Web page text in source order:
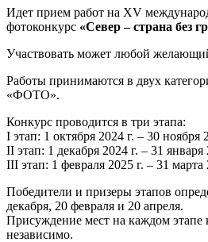
Идет прием работ на XV
фотоконкурс «Север – страна без
Участвовать может любой
Работы принимаются в двух
«ФОТО».
Конкурс проводится в три этапа:
I этап: 1 октября 2024 г. – 30 ноября
II этап: 1 декабря 2024 г. – 31 января
III этап: 1 февраля 2025 г. – 31 марта
Победители и призеры этапов
декабря, 20 февраля и 20 апреля.
Присуждение мест на каждом этапе
независимо.